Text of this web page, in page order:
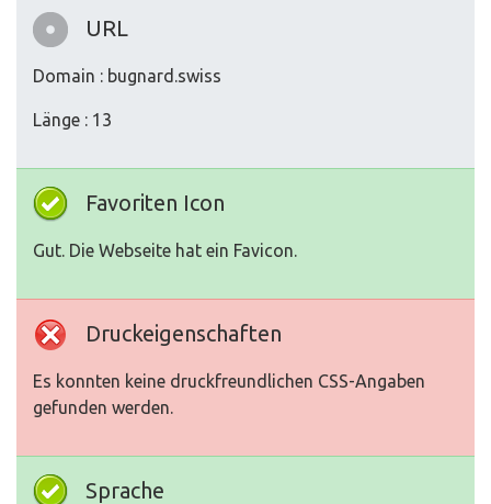
URL
Domain : bugnard.swiss
Länge : 13
Favoriten Icon
Gut. Die Webseite hat ein Favicon.
Druckeigenschaften
Es konnten keine druckfreundlichen CSS-Angaben
gefunden werden.
Sprache